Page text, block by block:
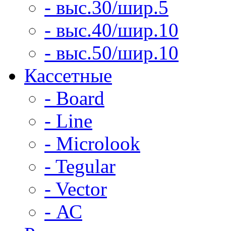
- выс.30/шир.5
- выс.40/шир.10
- выс.50/шир.10
Кассетные
- Board
- Line
- Microlook
- Tegular
- Vector
- АС